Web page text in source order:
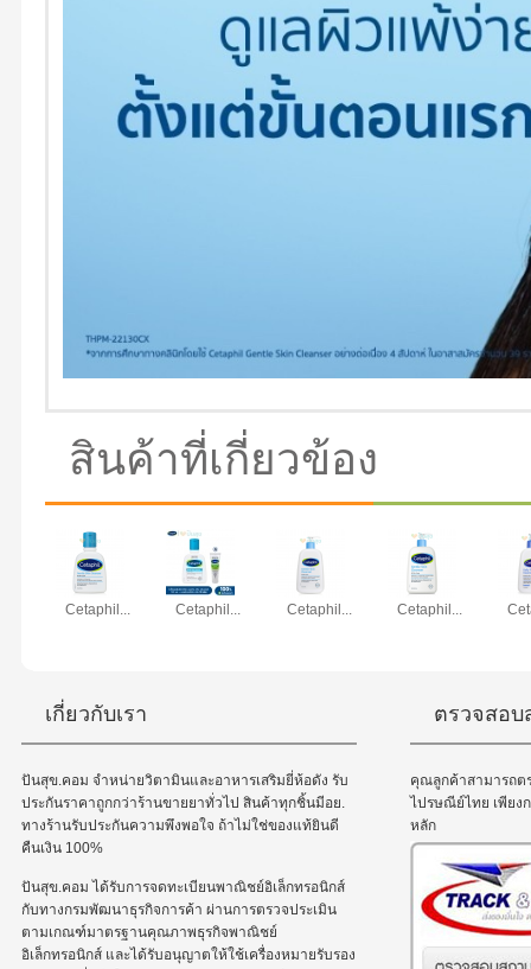
สินค้าที่เกี่ยวข้อง
Cetaphil... Cetaphil... Cetaphil... Cetaphil...
เกี่ยวกับเรา
ปันสุข.คอม จำหน่ายวิตามินและอาหารเสริมยี่ห้อดัง รับ
ประกันราคาถูกกว่าร้านขายยาทั่วไป สินค้าทุกชิ้นมีอย.
ทางร้านรับประกันความพึงพอใจ ถ้าไม่ใช่ของแท้ยินดี
คืนเงิน 100%
ปันสุข.คอม ได้รับการจดทะเบียนพาณิชย์อิเล็กทรอนิกส์
กับทางกรมพัฒนาธุรกิจการค้า ผ่านการตรวจประเมิน
ตามเกณฑ์มาตรฐานคุณภาพธุรกิจพาณิชย์
อิเล็กทรอนิกส์ และได้รับอนุญาตให้ใช้เครื่องหมายรับรอง
ตรวจสอ
คุณลูกค้าสามารถต
ไปรษณีย์ไทย เพียง
หลัก